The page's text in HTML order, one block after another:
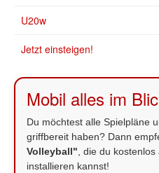
U20w
Jetzt einsteigen!
Mobil alles im
Du möchtest alle Spielpläne
griffbereit haben? Dann
Volleyball", die du
installieren kannst!